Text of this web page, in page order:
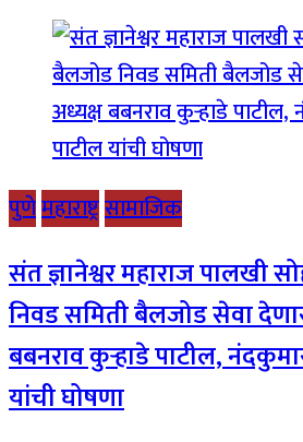
पुणेमहाराष्ट्रसामाजिक
संत ज्ञानेश्वर महाराज पालखी
निवड समिती बैलजोड सेवा
बबनराव कुऱ्हाडे पाटील,
यांची घोषणा